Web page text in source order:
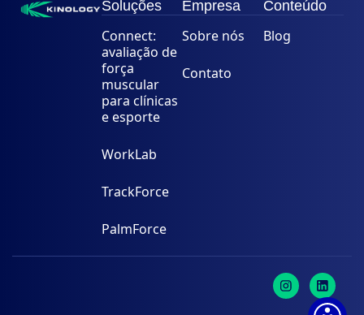
Soluções
Connect:
avaliação de
força
muscular
para clínicas
e esporte
WorkLab
TrackForce
PalmForce
Empresa
Sobre nós
Contato
Conteúdo
Blog